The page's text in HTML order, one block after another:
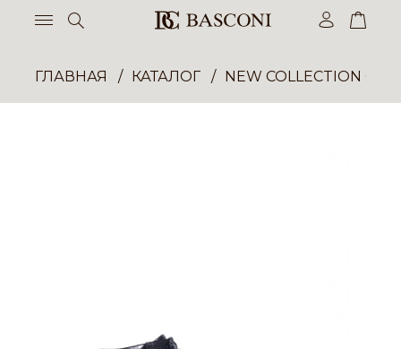
ГЛАВНАЯ КАТАЛОГ NEW COLLECTION